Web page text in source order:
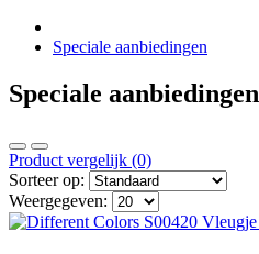
Speciale aanbiedingen
Speciale aanbiedingen
Product vergelijk (0)
Sorteer op:
Weergegeven: